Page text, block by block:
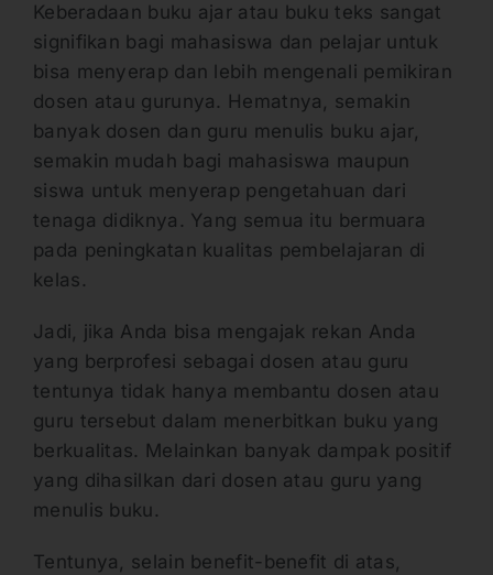
Keberadaan buku ajar atau buku teks sangat
signifikan bagi mahasiswa dan pelajar untuk
bisa menyerap dan lebih mengenali pemikiran
dosen atau gurunya. Hematnya, semakin
banyak dosen dan guru menulis buku ajar,
semakin mudah bagi mahasiswa maupun
siswa untuk menyerap pengetahuan dari
tenaga didiknya. Yang semua itu bermuara
pada peningkatan kualitas pembelajaran di
kelas.
Jadi, jika Anda bisa mengajak rekan Anda
yang berprofesi sebagai dosen atau guru
tentunya tidak hanya membantu dosen atau
guru tersebut dalam menerbitkan buku yang
berkualitas. Melainkan banyak dampak positif
yang dihasilkan dari dosen atau guru yang
menulis buku.
Tentunya, selain benefit-benefit di atas,